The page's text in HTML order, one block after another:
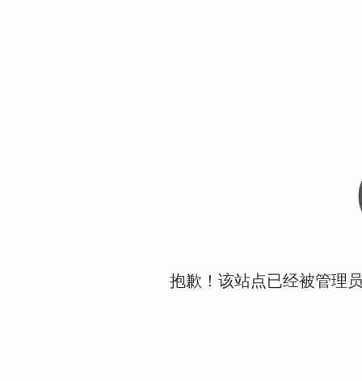
抱歉！该站点已经被管理